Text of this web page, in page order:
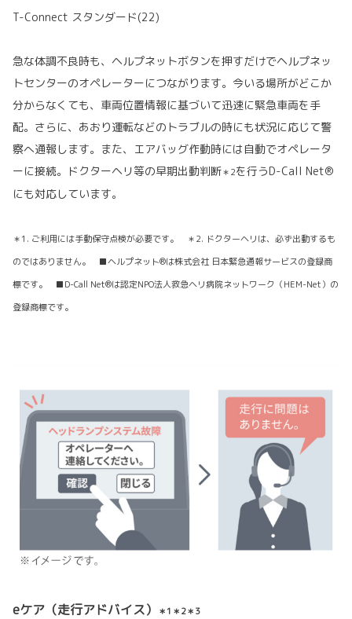
T-Connect スタンダード(22)
急な体調不良時も、ヘルプネットボタンを押すだけでヘルプネッ
トセンターのオペレーターにつながります。今いる場所がどこか
分からなくても、車両位置情報に基づいて迅速に緊急車両を手
配。さらに、あおり運転などのトラブルの時にも状況に応じて警
察へ通報します。また、エアバッグ作動時には自動でオペレータ
ーに接続。ドクターヘリ等の早期出動判断＊2を行うD-Call Net®
にも対応しています。
＊1. ご利用には手動保守点検が必要です。 ＊2. ドクターヘリは、必ず出動するも
のではありません。 ■ヘルプネット®は株式会社 日本緊急通報サービスの登録商
標です。 ■D-Call Net®は認定NPO法人救急ヘリ病院ネットワーク（HEM-Net）の
登録商標です。
eケア（走行アドバイス） ＊1＊2＊3